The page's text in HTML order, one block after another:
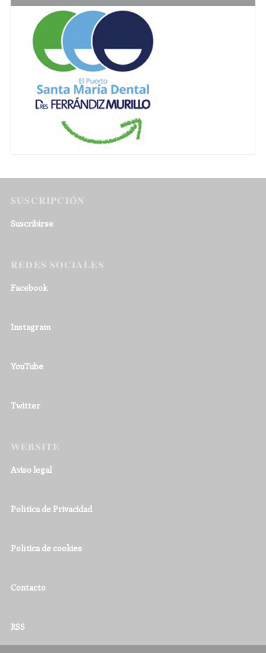
SUSCRIPCIÓN
Suscribirse
REDES SOCIALES
Facebook
Instagram
YouTube
Twitter
WEBSITE
Aviso legal
Política de Privacidad
Política de cookies
Contacto
RSS